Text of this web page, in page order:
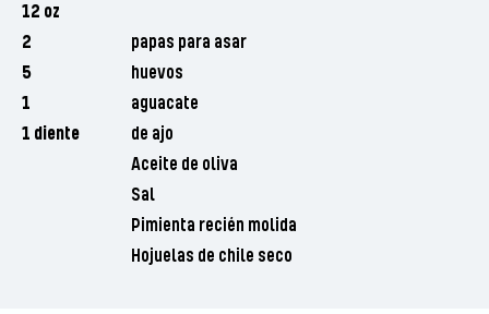
12 oz
2
papas para asar
5
huevos
1
aguacate
1 diente
de ajo
Aceite de oliva
Sal
Pimienta recién molida
Hojuelas de chile seco